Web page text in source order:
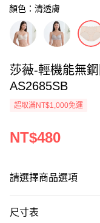
顏色：清透膚
莎薇-輕機能無
AS2685SB
超取滿NT$1,000免運
NT$480
請選擇商品選項
尺寸表